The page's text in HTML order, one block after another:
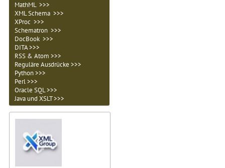
MathML >>>
XML Schema >>>
XProc >>>
Schematron >>>
DocBook >>>
DITA >>>
RSS & Atom >>>
Reguläre Ausdrücke >>>
Python >>>
Perl >>>
Oracle SQL >>>
Java und XSLT >>>